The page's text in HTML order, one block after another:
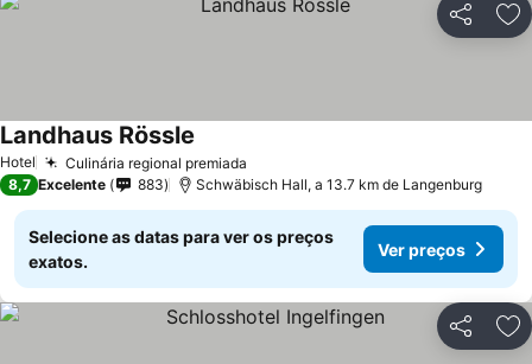
Partilhar
Hotel Culinária regional premiada
Landhaus Rössle
8,7 Excelente 883 Schwäbisch Hall, a 13.7 km de Langenburg
Selecione as datas para ver os preços
exatos.
Ver preços
Partilhar